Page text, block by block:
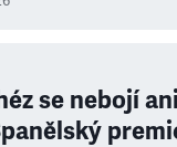
se nebojí